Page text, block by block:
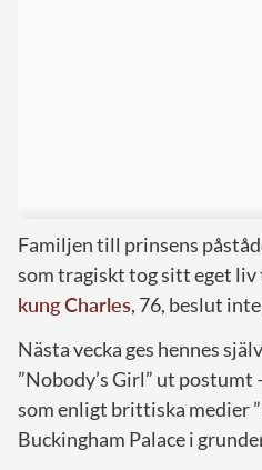
Familjen till prinsens
som tragiskt tog sitt eget liv
kung Charles, 76, beslut
Nästa vecka ges hennes
”Nobody’s Girl” ut postumt
som enligt brittiska medier
Buckingham Palace i